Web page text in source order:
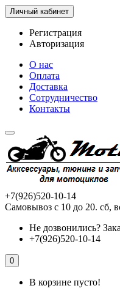
Личный кабинет
Регистрация
Авторизация
О нас
Оплата
Доставка
Сотрудничество
Контакты
+7(926)520-10-14
Самовывоз с 10 до 20. сб,
Не дозвонились?
+7(926)520-10-14
0
В корзине пусто!